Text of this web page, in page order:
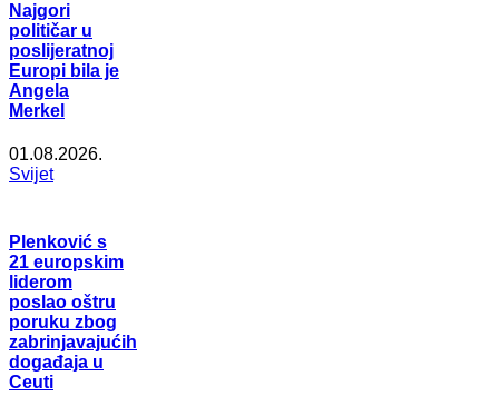
Najgori
političar u
poslijeratnoj
Europi bila je
Angela
Merkel
01.08.2026.
Svijet
Plenković s
21 europskim
liderom
poslao oštru
poruku zbog
zabrinjavajućih
događaja u
Ceuti